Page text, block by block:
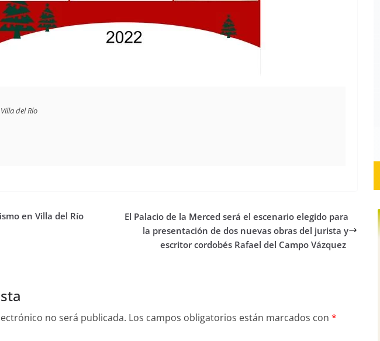
del Río
en Villa del Río
El Palacio de la Merced será el escenario elegido para
la presentación de dos nuevas obras del jurista y
escritor cordobés Rafael del Campo Vázquez
no será publicada. Los campos obligatorios están marcados con *